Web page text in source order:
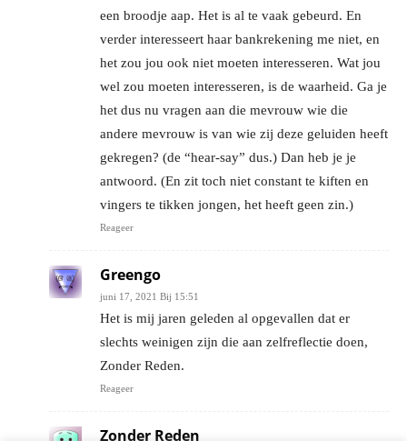
een broodje aap. Het is al te vaak gebeurd. En
verder interesseert haar bankrekening me niet, en
het zou jou ook niet moeten interesseren. Wat jou
wel zou moeten interesseren, is de waarheid. Ga je
het dus nu vragen aan die mevrouw wie die
andere mevrouw is van wie zij deze geluiden heeft
gekregen? (de “hear-say” dus.) Dan heb je je
antwoord. (En zit toch niet constant te kiften en
vingers te tikken jongen, het heeft geen zin.)
Reageer
Greengo
juni 17, 2021 Bij 15:51
Het is mij jaren geleden al opgevallen dat er
slechts weinigen zijn die aan zelfreflectie doen,
Zonder Reden.
Reageer
Zonder Reden